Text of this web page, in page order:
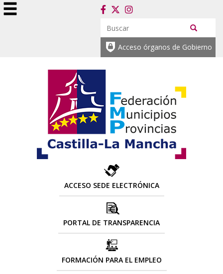
Acceso órganos de Gobierno
ACCESO SEDE ELECTRÓNICA
PORTAL DE TRANSPARENCIA
FORMACIÓN PARA EL EMPLEO